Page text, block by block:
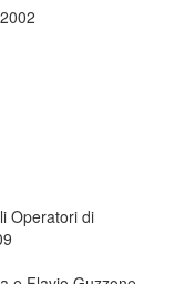
Operatori di